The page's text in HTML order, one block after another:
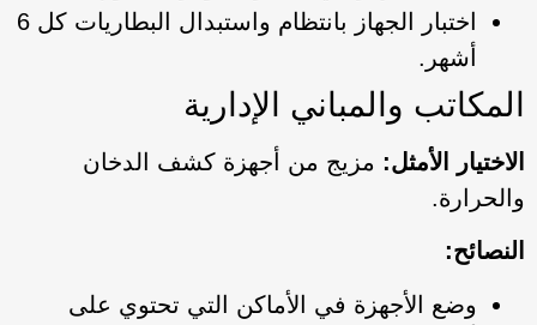
اختبار الجهاز بانتظام واستبدال البطاريات كل 6
أشهر.
المكاتب والمباني الإدارية
الاختيار الأمثل: مزيج من أجهزة كشف الدخان
والحرارة.
النصائح:
وضع الأجهزة في الأماكن التي تحتوي على